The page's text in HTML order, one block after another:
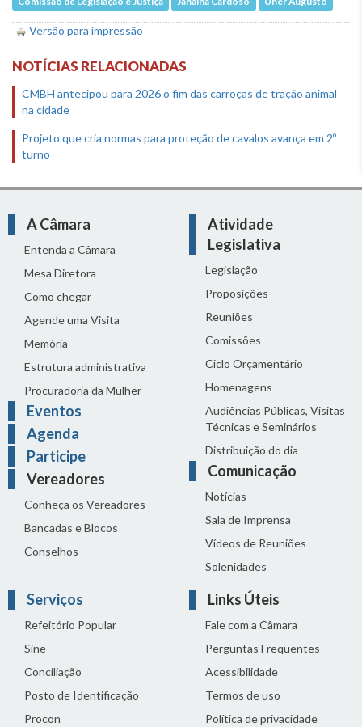
Versão para impressão
NOTÍCIAS RELACIONADAS
CMBH antecipou para 2026 o fim das carroças de tração animal
na cidade
Projeto que cria normas para proteção de cavalos avança em 2º
turno
A Câmara
Entenda a Câmara
Mesa Diretora
Como chegar
Agende uma Visita
Memória
Estrutura administrativa
Procuradoria da Mulher
Eventos
Agenda
Participe
Vereadores
Conheça os Vereadores
Bancadas e Blocos
Conselhos
Atividade
Legislativa
Legislação
Proposições
Reuniões
Comissões
Ciclo Orçamentário
Homenagens
Audiências Públicas, Visitas
Técnicas e Seminários
Distribuição do dia
Comunicação
Notícias
Sala de Imprensa
Vídeos de Reuniões
Solenidades
Serviços
Refeitório Popular
Sine
Conciliação
Posto de Identificação
Procon
Links Úteis
Fale com a Câmara
Perguntas Frequentes
Acessibilidade
Termos de uso
Política de privacidade